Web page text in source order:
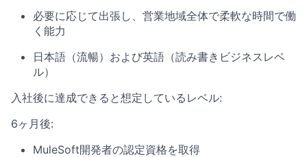
必要に応じて出張し、営業地域全体で柔軟な時間で働
く能力
日本語（流暢）および英語（読み書きビジネスレベ
ル）
入社後に達成できると想定しているレベル:
6ヶ月後:
MuleSoft開発者の認定資格を取得